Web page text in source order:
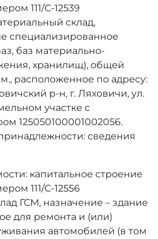
111/С-12539
склад,
специализированное
баз материально-
хранилищ), общей
расположенное по адресу:
р-н, г. Ляховичи, ул.
участке с
125050100001002056.
сведения
капитальное строение
111/С-12556
ГСМ, назначение – здание
для ремонта и (или)
автомобилей (в том